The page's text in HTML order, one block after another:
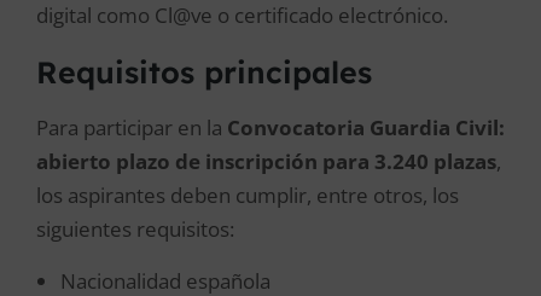
digital como Cl@ve o certificado electrónico.
Requisitos principales
Para participar en la Convocatoria Guardia Civil:
abierto plazo de inscripción para 3.240 plazas,
los aspirantes deben cumplir, entre otros, los
siguientes requisitos:
Nacionalidad española